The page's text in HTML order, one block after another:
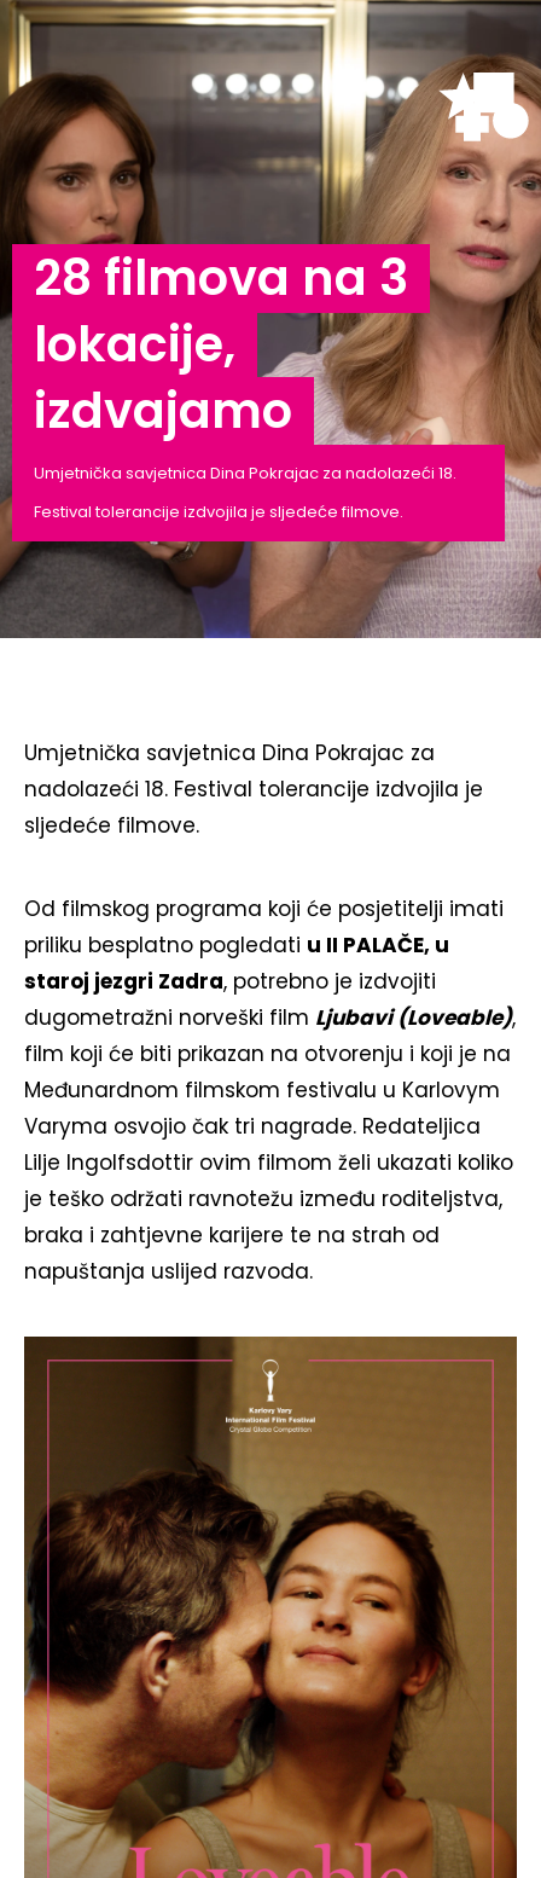
28 filmova na 3
lokacije,
izdvajamo
Umjetnička savjetnica Dina Pokrajac za nadolazeći 18.
Festival tolerancije izdvojila je sljedeće filmove.
Umjetnička savjetnica Dina Pokrajac za
nadolazeći 18. Festival tolerancije izdvojila je
sljedeće filmove.
Od filmskog programa koji će posjetitelji imati
priliku besplatno pogledati u II PALAČE, u
staroj jezgri Zadra, potrebno je izdvojiti
dugometražni norveški film Ljubavi (Loveable),
film koji će biti prikazan na otvorenju i koji je na
Međunardnom filmskom festivalu u Karlovym
Varyma osvojio čak tri nagrade. Redateljica
Lilje Ingolfsdottir ovim filmom želi ukazati koliko
je teško održati ravnotežu između roditeljstva,
braka i zahtjevne karijere te na strah od
napuštanja uslijed razvoda.